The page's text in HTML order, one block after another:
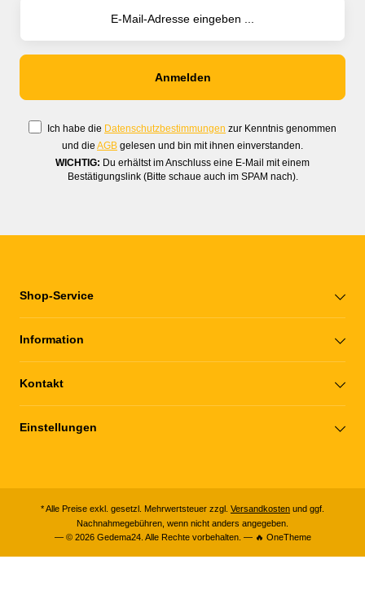
Ich habe die Datenschutzbestimmungen zur Kenntnis genommen
und die AGB gelesen und bin mit ihnen einverstanden.
WICHTIG: Du erhältst im Anschluss eine E-Mail mit einem
Bestätigungslink (Bitte schaue auch im SPAM nach).
Shop-Service
Information
Kontakt
Einstellungen
* Alle Preise exkl. gesetzl. Mehrwertsteuer zzgl. Versandkosten und ggf.
Nachnahmegebühren, wenn nicht anders angegeben.
— © 2026 Gedema24. Alle Rechte vorbehalten. — 🔥 OneTheme